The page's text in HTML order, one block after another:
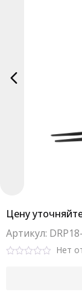
Цену
Aртикул:
Нет